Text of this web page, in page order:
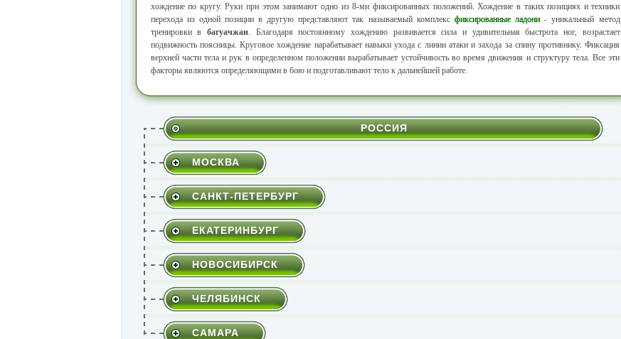
хождение по кругу. Руки при этом занимают одно из 8-ми фиксированных положений. Хождение в таких позициях и техники
перехода из одной позиции в другую представляют так называемый комплекс фиксированные ладони- уникальный метод
тренировки в багуачжан. Благодаря постоянному хождению развивается сила и удивительная быстрота ног, возрастает
подвижность поясницы. Круговое хождение нарабатывает навыки ухода с линии атаки и захода за спину противнику. Фиксация
верхней части тела и рук в определенном положении вырабатывает устойчивость во время движения и структуру тела. Все эти
факторы являются определяющими в бою и подготавливают тело к дальнейшей работе.
РОССИЯ
МОСКВА
САНКТ-ПЕТЕРБУРГ
ЕКАТЕРИНБУРГ
НОВОСИБИРСК
ЧЕЛЯБИНСК
САМАРА